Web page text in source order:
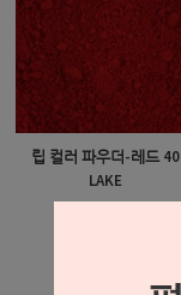
립 컬러 파우더-레드 40
LAKE